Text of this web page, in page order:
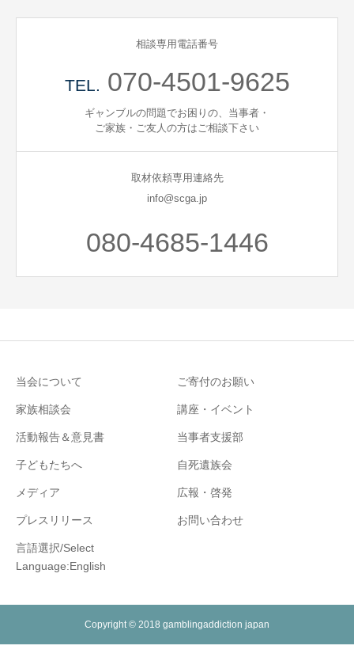
相談専用電話番号
TEL. 070-4501-9625
ギャンブルの問題でお困りの、当事者・
ご家族・ご友人の方はご相談下さい
取材依頼専用連絡先
info@scga.jp
080-4685-1446
当会について ご寄付のお願い
家族相談会 講座・イベント
活動報告＆意見書 当事者支援部
子どもたちへ 自死遺族会
メディア 広報・啓発
プレスリリース お問い合わせ
言語選択/Select
Language:English
Copyright © 2018 gamblingaddiction japan
メディア
プレスリリース
言語選択/Select Language:English